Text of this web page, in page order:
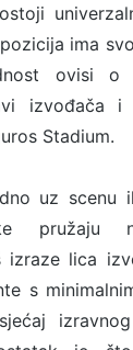
ima
ovisi o
izvođača i
Stadium.
uz scenu
pružaju
lica
s